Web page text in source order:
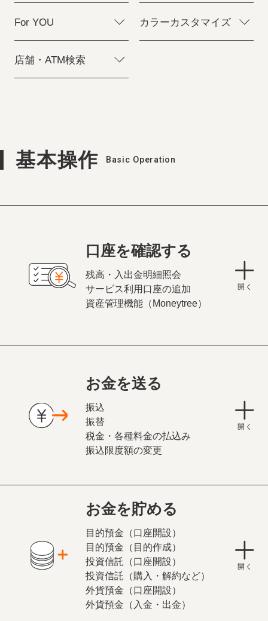
For YOU カラーカスタマイズ
店舗・ATM検索
基本操作 Basic Operation
口座を確認する
残高・入出金明細照会
サービス利用口座の追加
資産管理機能（Moneytree）
お金を送る
振込
振替
税金・各種料金の払込み
振込限度額の変更
お金を貯める
目的預金（口座開設）
目的預金（目的作成）
投資信託（口座開設）
投資信託（購入・解約など）
外貨預金（口座開設）
外貨預金（入金・出金）